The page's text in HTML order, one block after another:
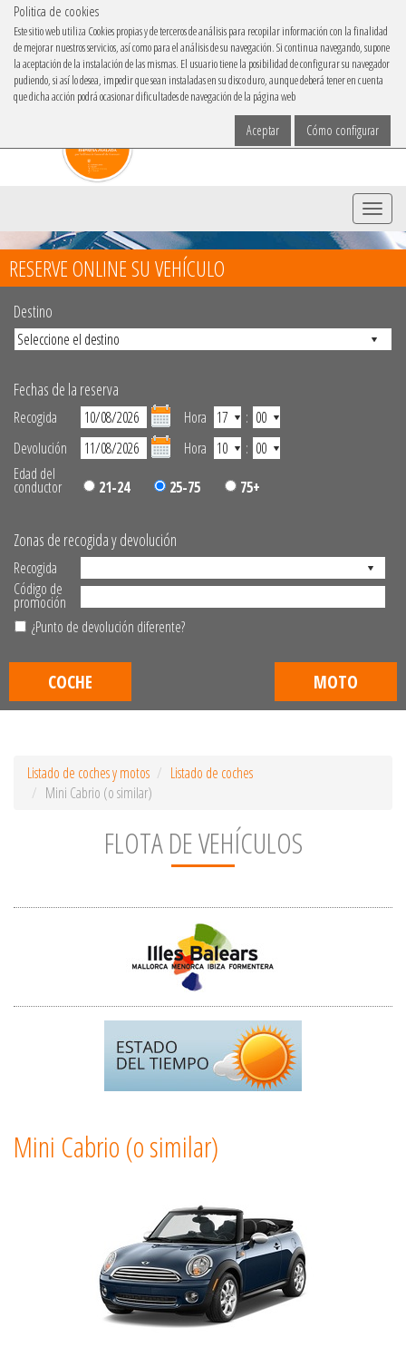
Politica de cookies
Este sitio web utiliza Cookies propias y de terceros de análisis para recopilar información con la finalidad
de mejorar nuestros servicios, así como para el análisis de su navegación. Si continua navegando, supone
la aceptación de la instalación de las mismas. El usuario tiene la posibilidad de configurar su navegador
pudiendo, si así lo desea, impedir que sean instaladas en su disco duro, aunque deberá tener en cuenta
que dicha acción podrá ocasionar dificultades de navegación de la página web
Cómo configurar
Aceptar
Elige tu idioma
Menu
RESERVE ONLINE SU VEHÍCULO
Destino
Fechas de la reserva
Recogida Hora
:
Devolución
Hora
:
Edad del
conductor 21-24 25-75 75+
Zonas de recogida y devolución
Recogida
Código de
promoción
¿Punto de devolución diferente?
COCHE MOTO
Listado de coches y motos
Listado de coches
Mini Cabrio (o similar)
FLOTA DE VEHÍCULOS
Mini Cabrio (o similar)